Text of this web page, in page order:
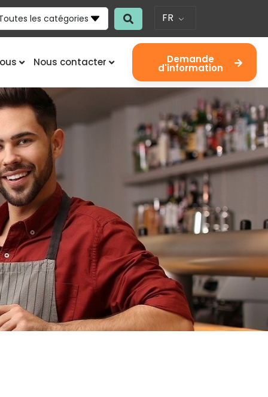
les catégories FR
Nous contacter Demande
d'information